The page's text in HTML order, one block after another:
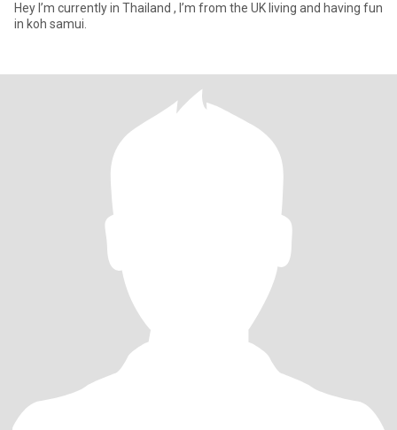
Hey I’m currently in Thailand , I’m from the UK living and having fun
in koh samui.